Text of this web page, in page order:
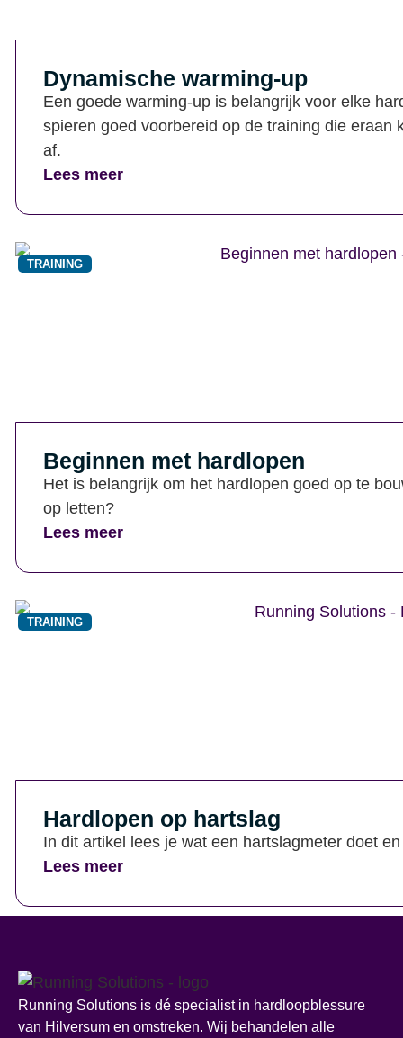
Dynamische warming-up
Een goede warming-up is belangrijk voor elke
spieren goed voorbereid op de training die eraan
af.
Lees meer
TRAINING
Beginnen met hardlopen
Het is belangrijk om het hardlopen goed op te
op letten?
Lees meer
TRAINING
Hardlopen op hartslag
In dit artikel lees je wat een hartslagmeter doet
Lees meer
Running Solutions is dé specialist in hardloopblessure
van Hilversum en omstreken. Wij behandelen alle